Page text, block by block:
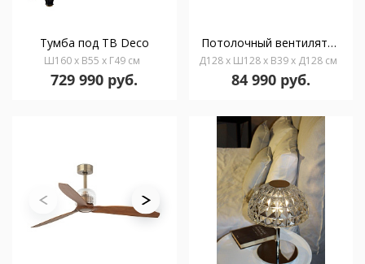
Тумба под ТВ Deco
Ш160 x В55 x Г49 см
729 990 руб.
Потолочный вентилятор Deco Fan черный/деревянный
Д128 x Ш128 x В39 x Д128 см
84 990 руб.